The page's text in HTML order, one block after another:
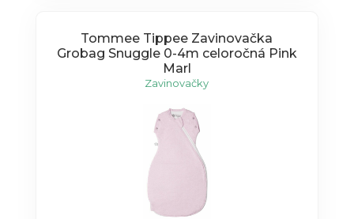
Tommee Tippee Zavinovačka
Grobag Snuggle 0-4m celoročná Pink
Marl
Zavinovačky